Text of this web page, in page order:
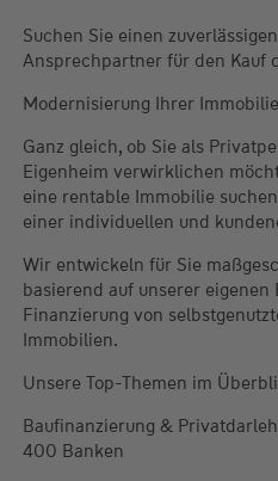
Suchen Sie einen
Ansprechpartner für den Kauf
Modernisierung Ihrer
Ganz gleich, ob Sie als
Eigenheim verwirklichen
eine rentable Immobilie
einer individuellen und
Wir entwickeln für Sie
basierend auf unserer
Finanzierung von
Immobilien.
Unsere Top-Themen im
Baufinanzierung &
400 Banken